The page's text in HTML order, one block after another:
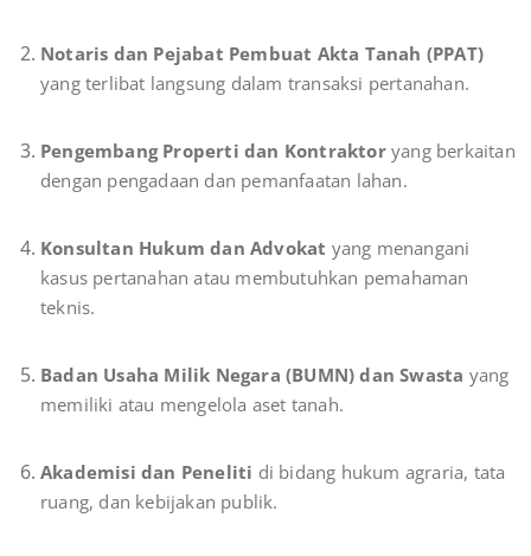
Notaris dan Pejabat Pembuat Akta Tanah (PPAT)
yang terlibat langsung dalam transaksi pertanahan.
Pengembang Properti dan Kontraktoryang berkaitan
dengan pengadaan dan pemanfaatan lahan.
Konsultan Hukum dan Advokat yang menangani
kasus pertanahan atau membutuhkan pemahaman
teknis.
Badan Usaha Milik Negara (BUMN) dan Swasta yang
memiliki atau mengelola aset tanah.
Akademisi dan Peneliti di bidang hukum agraria, tata
ruang, dan kebijakan publik.